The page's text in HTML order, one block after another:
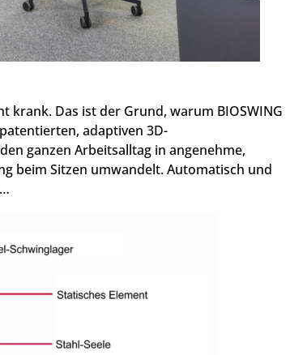
krank. Das ist der Grund, warum BIOSWING
adaptiven 3D-
ganzen Arbeitsalltag in angenehme,
beim Sitzen umwandelt. Automatisch und